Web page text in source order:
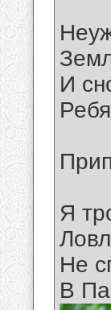
И
Я
Не
В